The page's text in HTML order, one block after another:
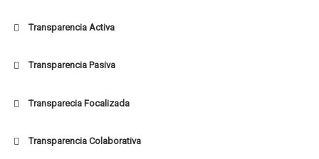
Transparencia Activa
Transparencia Pasiva
Transparecia Focalizada
Transparencia Colaborativa